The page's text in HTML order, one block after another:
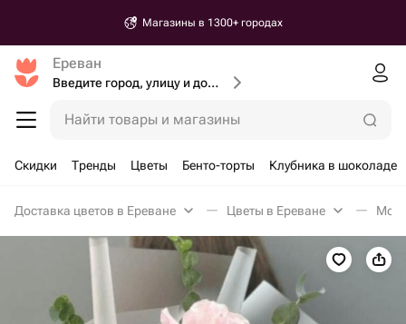
Магазины в 1300+ городах
Ереван
Введите город, улицу и дом доставки
Найти товары и магазины
Скидки Тренды Цветы Бенто-торты Клубника в шоколаде
Доставка цветов в Ереване Цветы в Ереване